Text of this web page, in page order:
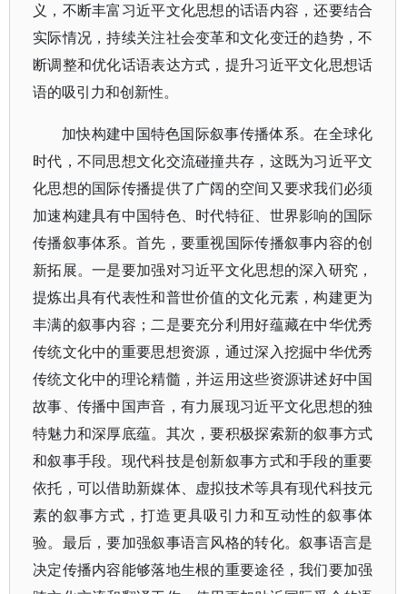
义，不断丰富习近平文化思想的话语内容，还要结合
实际情况，持续关注社会变革和文化变迁的趋势，不
断调整和优化话语表达方式，提升习近平文化思想话
语的吸引力和创新性。
加快构建中国特色国际叙事传播体系。在全球化
时代，不同思想文化交流碰撞共存，这既为习近平文
化思想的国际传播提供了广阔的空间又要求我们必须
加速构建具有中国特色、时代特征、世界影响的国际
传播叙事体系。首先，要重视国际传播叙事内容的创
新拓展。一是要加强对习近平文化思想的深入研究，
提炼出具有代表性和普世价值的文化元素，构建更为
丰满的叙事内容；二是要充分利用好蕴藏在中华优秀
传统文化中的重要思想资源，通过深入挖掘中华优秀
传统文化中的理论精髓，并运用这些资源讲述好中国
故事、传播中国声音，有力展现习近平文化思想的独
特魅力和深厚底蕴。其次，要积极探索新的叙事方式
和叙事手段。现代科技是创新叙事方式和手段的重要
依托，可以借助新媒体、虚拟技术等具有现代科技元
素的叙事方式，打造更具吸引力和互动性的叙事体
验。最后，要加强叙事语言风格的转化。叙事语言是
决定传播内容能够落地生根的重要途径，我们要加强